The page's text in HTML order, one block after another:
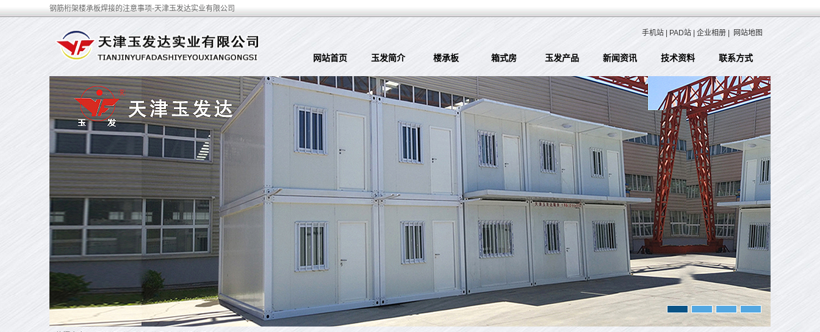
钢筋桁架楼承板焊接的注意事项-天津玉发达实业有限公司
手机站 PAD站 企业相册 网站地图
网站首页 玉发简介 楼承板 箱式房 玉发产品 新闻资讯 技术资料 联系方式